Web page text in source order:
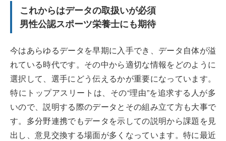
これからはデータの取扱いが必須
男性公認スポーツ栄養士にも期待
今はあらゆるデータを早期に入手でき、データ自体が溢
れている時代です。その中から適切な情報をどのように
選択して、選手にどう伝えるかが重要になっています。
特にトップアスリートは、その“理由”を追求する人が多
いので、説明する際のデータとその組み立て方も大事で
す。多分野連携でもデータを示しての説明から課題を見
出し、意見交換する場面が多くなっています。特に最近